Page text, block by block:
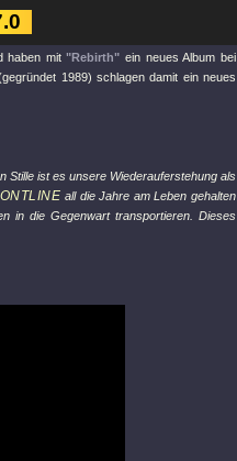
haben mit"Rebirth" ein neues Album bei
1989) schlagen damit ein neues
Stille ist es unsere Wiederauferstehung als
all die Jahre am Leben gehalten
in die Gegenwart transportieren. Dieses